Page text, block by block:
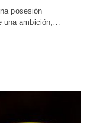
posesión
una ambición;…